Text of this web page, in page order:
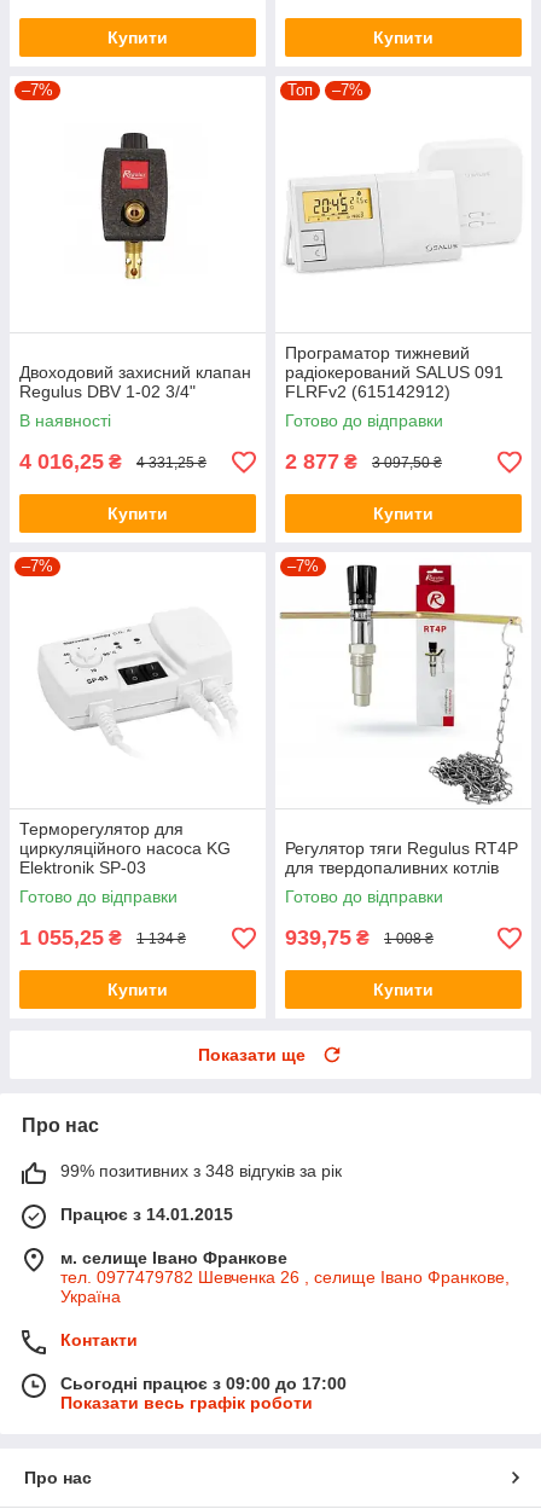
Купити Купити
–7%
Двоходовий захисний клапан
Regulus DBV 1-02 3/4"
В наявності
4 016,25 ₴ 4 331,25 ₴
Купити
Топ –7%
Програматор тижневий
радіокерований SALUS 091
FLRFv2 (615142912)
Готово до відправки
2 877 ₴ 3 097,50 ₴
Купити
–7%
Терморегулятор для
циркуляційного насоса KG
Elektronik SP-03
Готово до відправки
1 055,25 ₴ 1 134 ₴
Купити
–7%
Регулятор тяги Regulus RT4P
для твердопаливних котлів
Готово до відправки
939,75 ₴ 1 008 ₴
Купити
Показати ще
Про нас
99% позитивних з 348 відгуків за рік
Працює з 14.01.2015
м. селище Івано Франкове
тел. 0977479782 Шевченка 26 , селище Івано Франкове,
Україна
Контакти
Сьогодні працює з 09:00 до 17:00
Показати весь графік роботи
Про нас